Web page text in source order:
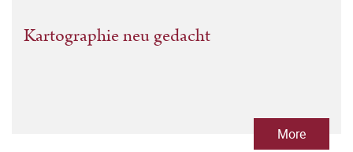
Kartographie neu gedacht
More